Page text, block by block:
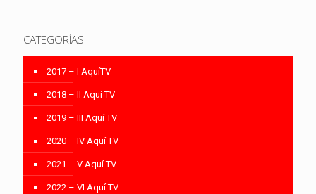
CATEGORÍAS
2017 – I AquíTV
2018 – II Aquí TV
2019 – III Aquí TV
2020 – IV Aquí TV
2021 – V Aquí TV
2022 – VI Aquí TV